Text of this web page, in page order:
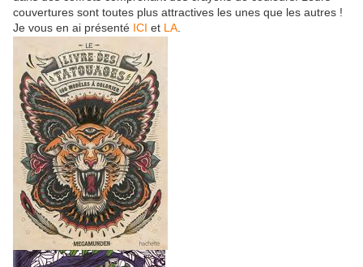
couvertures sont toutes plus attractives les unes que les autres !
Je vous en ai présenté ICI et LA